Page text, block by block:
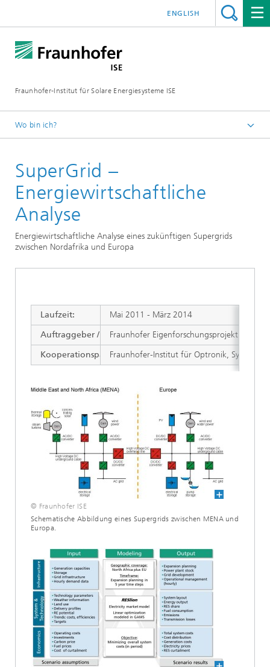
Fraunhofer-Institut für Solare Energiesysteme ISE
ENGLISH
Wo bin ich?
Forschungsprojekte
SuperGrid –
Energiewirtschaftliche
Analyse
Energiewirtschaftliche Analyse eines zukünftigen Supergrids
zwischen Nordafrika und Europa
Mai 2011 - März 2014
Fraunhofer Eigenforschungsprojekt
Fraunhofer-Institut für Optronik,
Laufzeit:
Auftraggeber / Zuwendungsgeber:
Kooperationspartner:
© Fraunhofer ISE
Schematische Abbildung eines Supergrids zwischen MENA und
Europa.